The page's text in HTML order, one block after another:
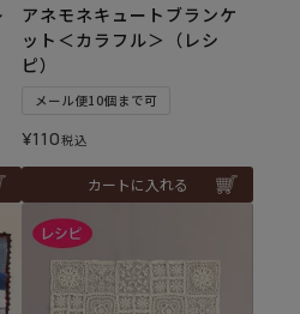
アネモネキュートブランケ
ット＜カラフル＞（レシ
ピ）
メール便10個まで可
¥110税込
カートに入れる